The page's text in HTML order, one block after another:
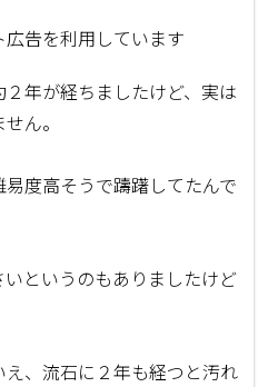
告を利用しています
年が経ちましたけど、実は
ん。
度高そうで躊躇してたんで
というのもありましたけど
、流石に２年も経つと汚れ